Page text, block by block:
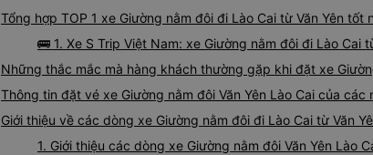
Tổng hợp TOP 1 xe Giường nằm đôi đi Lào Cai từ Văn Yên tốt
🚌 1. Xe S Trip Việt Nam: xe Giường nằm đôi đi Lào Cai
Những thắc mắc mà hàng khách thường gặp khi đặt xe
Thông tin đặt vé xe Giường nằm đôi Văn Yên Lào Cai của các
Giới thiệu về các dòng xe Giường nằm đôi đi Lào Cai từ Văn
1. Giới thiệu các dòng xe Giường nằm đôi Văn Yên Lào